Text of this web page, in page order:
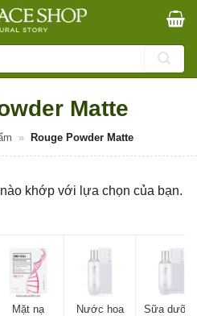
Matte
» Rouge Powder Matte
khớp với lựa chọn của bạn.
Mặt nạ
Nước hoa
Sữa